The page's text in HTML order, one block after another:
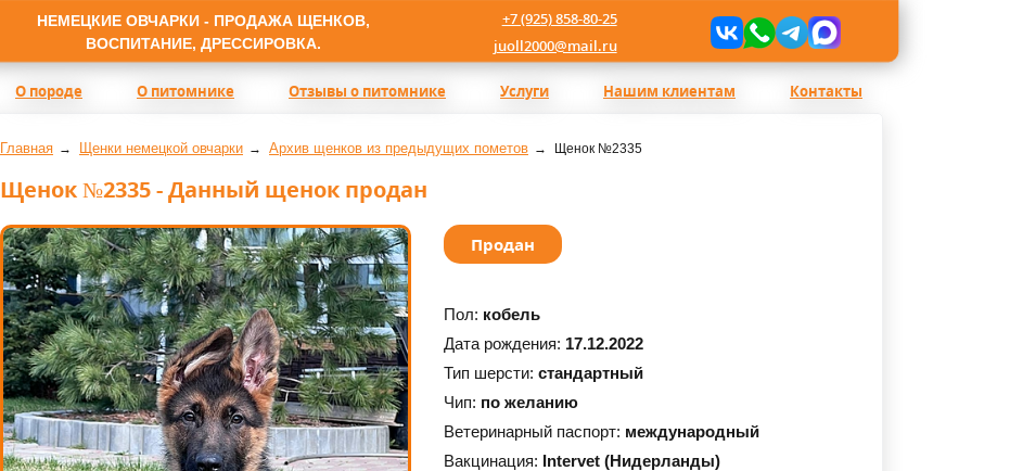
НЕМЕЦКИЕ ОВЧАРКИ - ПРОДАЖА ЩЕНКОВ,
ВОСПИТАНИЕ, ДРЕССИРОВКА.
+7 (925) 858-80-25
juoll2000@mail.ru
О породе О питомнике Отзывы о питомнике Услуги Нашим клиентам Контакты
Главная Щенки немецкой овчарки Архив щенков из предыдущих пометов Щенок №2335
Щенок №2335 - Данный щенок продан
Продан
Пол: кобель
Дата рождения: 17.12.2022
Тип шерсти: стандартный
Чип: по желанию
Ветеринарный паспорт: международный
Вакцинация: Intervet (Нидерланды)